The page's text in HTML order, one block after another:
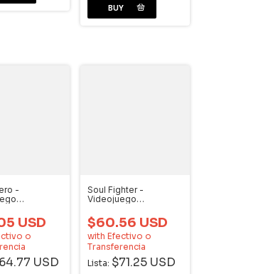
-
USD
o
USD
Soul Fighter -
Videojuego
$60.56 USD
with Efectivo o
Transferencia
Lista: $71.25 USD